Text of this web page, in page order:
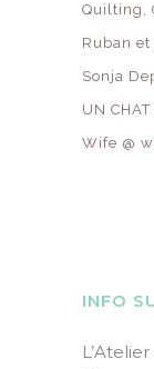
Quilting
Ruban
Sonja
UN
Wife @
INFO